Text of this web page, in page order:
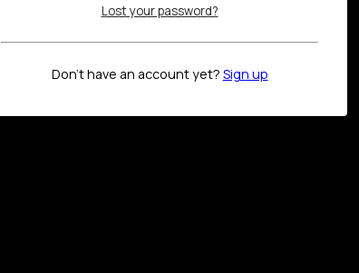
Lost your password?
Don't have an account yet? Sign up